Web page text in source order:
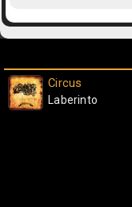
Circus
Laberinto